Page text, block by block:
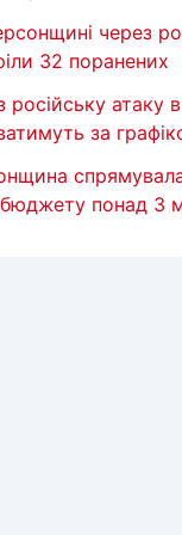
через
32 поранених
російську атаку
за
понад 3